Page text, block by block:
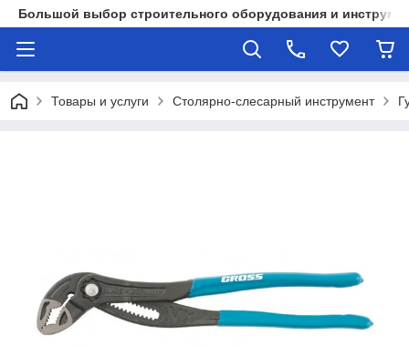
Большой выбор строительного оборудования и
Товары и услуги Столярно-слесарный инструмент